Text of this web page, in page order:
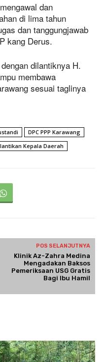
dan
di lima tahun
dan tanggungjawab
kang Derus.
dilantiknya H.
membawa
sesuai taglinya
DPC PPP Karawang
Kepala Daerah
POS SELANJUTNYA
Klinik Az-Zahra Medina
Mengadakan Baksos
Pemeriksaan USG Gratis
Bagi Ibu Hamil